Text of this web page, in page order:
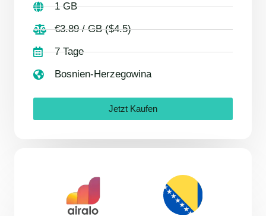
1 GB
€3.89 / GB ($4.5)
7 Tage
Bosnien-Herzegowina
Jetzt Kaufen